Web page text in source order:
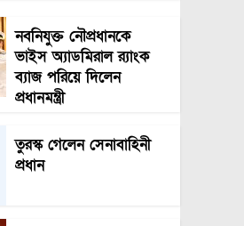
নবনিযুক্ত নৌপ্রধানকে
ভাইস অ্যাডমিরাল র‍্যাংক
ব্যাজ পরিয়ে দিলেন
প্রধানমন্ত্রী
তুরস্ক গেলেন সেনাবাহিনী
প্রধান